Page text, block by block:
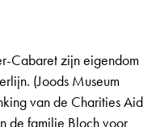
Cabaret zijn eigendom
(Joods Museum
van de Charities Aid
de familie Bloch voor